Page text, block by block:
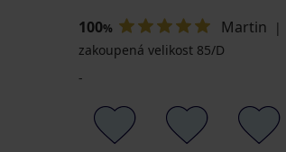
100% Martin
zakoupená velikost 85/D
-